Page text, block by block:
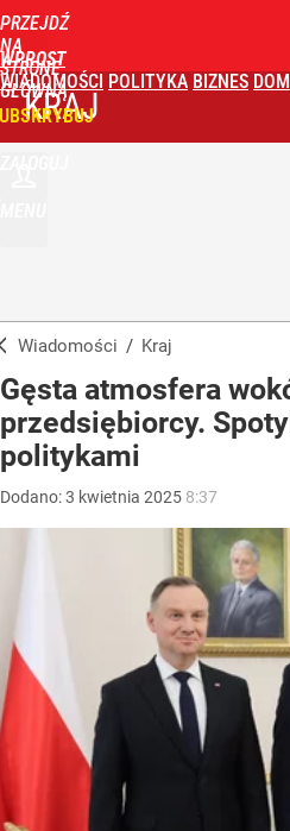
PRZEJDŹ
NA
STRONĘ
GŁÓWNĄ
WPROST
WIADOMOŚCI POLITYKA BIZNES DOM
KRAJ
Wiadomości / Kraj
Gęsta atmosfera
przedsiębiorcy.
politykami
Dodano:3 kwietnia 2025 8:37